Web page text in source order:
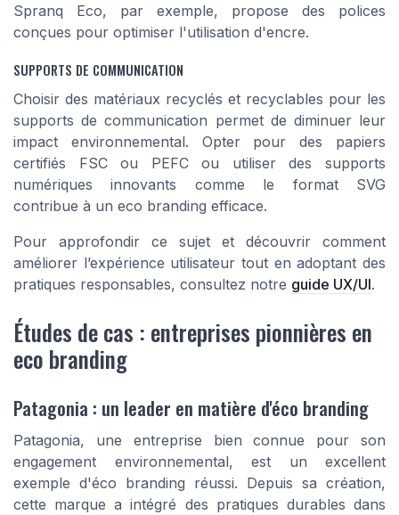
Spranq Eco, par exemple, propose des polices
conçues pour optimiser l'utilisation d'encre.
SUPPORTS DE COMMUNICATION
Choisir des matériaux recyclés et recyclables pour les
supports de communication permet de diminuer leur
impact environnemental. Opter pour des papiers
certifiés FSC ou PEFC ou utiliser des supports
numériques innovants comme le format SVG
contribue à un eco branding efficace.
Pour approfondir ce sujet et découvrir comment
améliorer l’expérience utilisateur tout en adoptant des
pratiques responsables, consultez notre guide UX/UI.
Études de cas : entreprises pionnières en
eco branding
Patagonia : un leader en matière d'éco branding
Patagonia, une entreprise bien connue pour son
engagement environnemental, est un excellent
exemple d'éco branding réussi. Depuis sa création,
cette marque a intégré des pratiques durables dans